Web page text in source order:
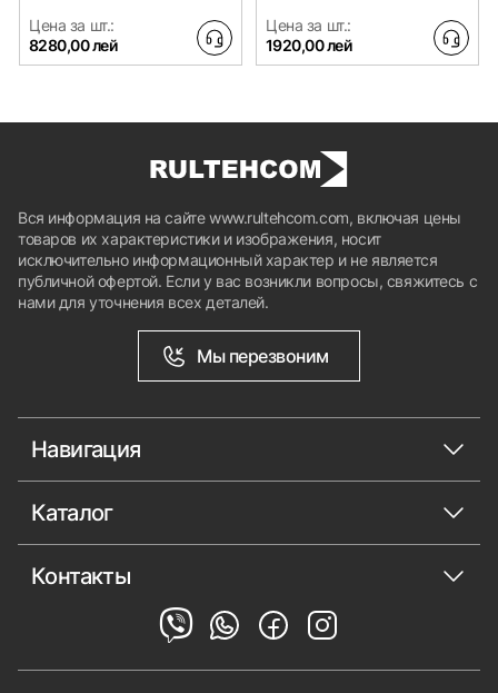
Цена за шт.:
8280,00 лей
Цена за шт.:
1920,00 лей
Вся информация на сайте www.rultehcom.com, включая цены
товаров их характеристики и изображения, носит
исключительно информационный характер и не является
публичной офертой. Если у вас возникли вопросы, свяжитесь с
нами для уточнения всех деталей.
Мы перезвоним
Навигация
Каталог
Контакты